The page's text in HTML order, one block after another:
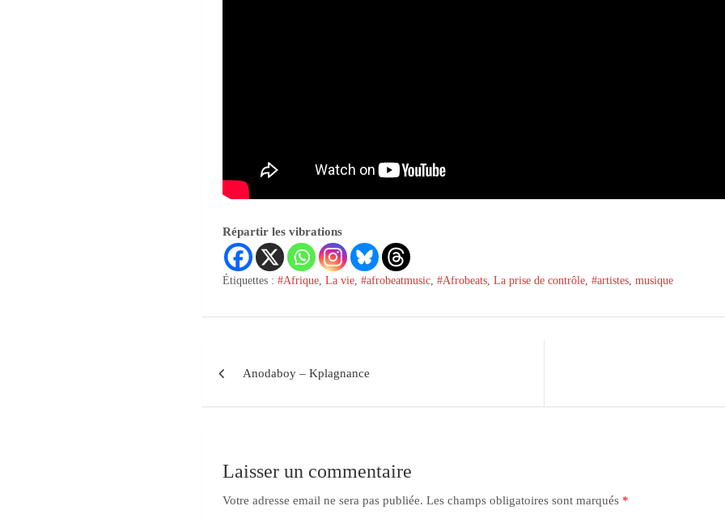
Répartir les vibrations
Étiquettes : #Afrique,La vie,#afrobeatmusic,#Afrobeats,La prise de contrôle,#artistes,musique
Anodaboy – Kplagnance
Laisser un commentaire
Votre adresse email ne sera pas publiée. Les champs obligatoires sont marqués *